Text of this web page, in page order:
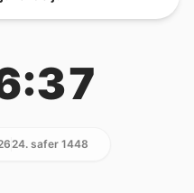
24. safer 1448